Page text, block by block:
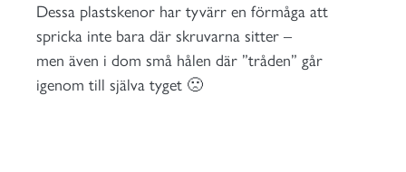
Dessa plastskenor har tyvärr en förmåga att
spricka inte bara där skruvarna sitter –
men även i dom små hålen där ”tråden” går
igenom till själva tyget 🙁